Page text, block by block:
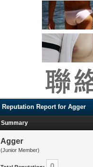
Reputation Report for Agger
Summary
Agger
(Junior Member)